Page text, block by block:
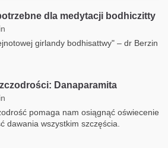
dla medytacji bodhiczitty
girlandy bodhisattwy" – dr Berzin
Danaparamita
pomaga nam osiągnąć oświecenie
dawania wszystkim szczęścia.